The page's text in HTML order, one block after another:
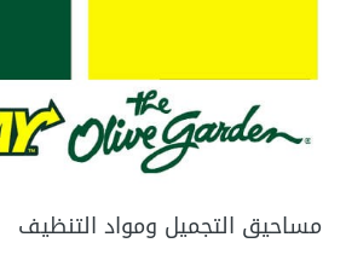
مساحيق التجميل ومواد التنظيف